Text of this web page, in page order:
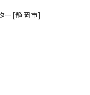
ー[静岡市]